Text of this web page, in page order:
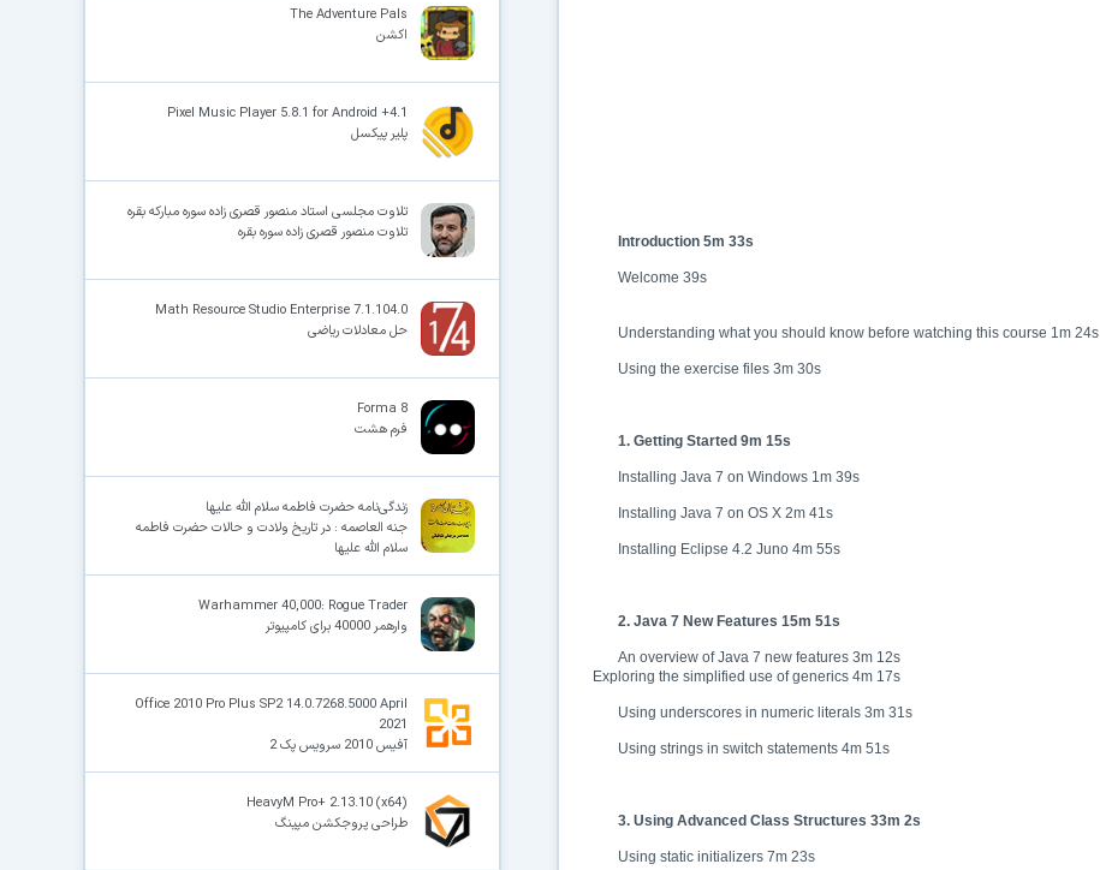
Introduction 5m 33s
Welcome 39s
Understanding what you should know before watching this course 1m 24s
Using the exercise files 3m 30s
1. Getting Started 9m 15s
Installing Java 7 on Windows 1m 39s
Installing Java 7 on OS X 2m 41s
Installing Eclipse 4.2 Juno 4m 55s
2. Java 7 New Features 15m 51s
An overview of Java 7 new features 3m 12s
Exploring the simplified use of generics 4m 17s
Using underscores in numeric literals 3m 31s
Using strings in switch statements 4m 51s
3. Using Advanced Class Structures 33m 2s
Using static initializers 7m 23s
The Adventure Pals
اکشن
Pixel Music Player 5.8.1 for Android +4.1
پلیر پیکسل
تلاوت مجلسی استاد منصور قصری زاده سوره مبارکه بقره
تلاوت منصور قصری زاده سوره بقره
Math Resource Studio Enterprise 7.1.104.0
حل معادلات ریاضی
Forma 8
فرم هشت
زندگی‌نامه حضرت فاطمه سلام الله علیها
جنه العاصمه : در تاریخ ولادت و حالات حضرت فاطمه
سلام الله علیها
Warhammer 40,000: Rogue Trader
وارهمر 40000 برای کامپیوتر
Office 2010 Pro Plus SP2 14.0.7268.5000 April
2021
آفیس 2010 سرویس پک 2
HeavyM Pro+ 2.13.10 (x64)
طراحی پروجکشن مپینگ
در حال آماده‌سازی لینک دانلود...
15
⭐ فقط یک بار عضو شوید؛ همیشه بدون انتظار دانلود کنید
حذف کامل صف و زمان انتظار برای تمام فایل‌ها
با حداکثر سرعت اینترنت خود دانلود کنید
استفاده از تمام ظرفیت و پهنای باند شبکه شما
ادامه دانلود پس از قطع اینترنت
دسترسی نامحدود به دستیار هوشمند AI
راهنمای نصب، رفع خطاهای کرک و پیشنهاد نرم‌افزارهای کاربردی